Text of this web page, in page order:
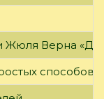
Верна
способов